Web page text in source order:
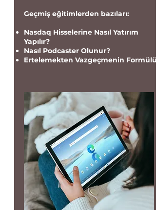
Geçmiş eğitimlerden bazıları:
Nasdaq Hisselerine Nasıl Yatırım
Yapılır?
Nasıl Podcaster Olunur?
Ertelemekten Vazgeçmenin Formülü